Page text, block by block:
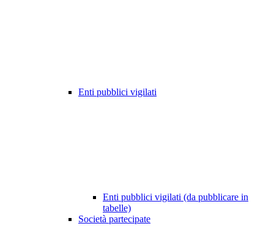
Enti pubblici vigilati
Enti pubblici vigilati (da pubblicare in
tabelle)
Società partecipate